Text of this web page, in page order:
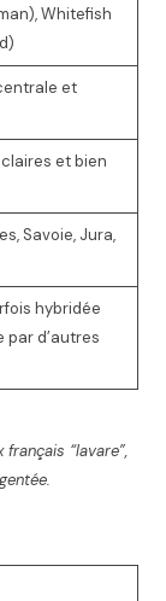
Whitefish
et
et bien
Savoie, Jura,
hybridée
d’autres
“lavare”,